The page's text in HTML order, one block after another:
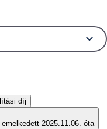
díj
emelkedett 2025.11.06. óta